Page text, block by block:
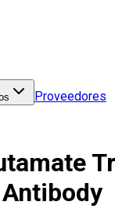
Proveedores